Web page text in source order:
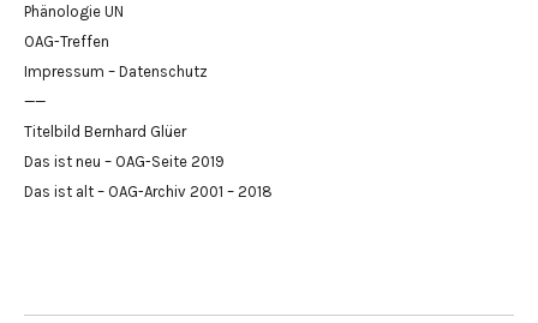
Phänologie UN
OAG-Treffen
Impressum – Datenschutz
——
Titelbild Bernhard Glüer
Das ist neu – OAG-Seite 2019
Das ist alt – OAG-Archiv 2001 – 2018